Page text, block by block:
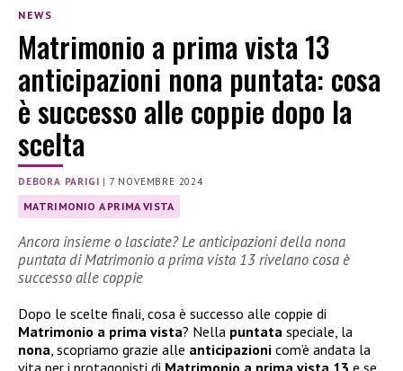
NEWS
Matrimonio a prima vista 13
anticipazioni nona puntata: cosa
è successo alle coppie dopo la
scelta
DEBORA PARIGI | 7 NOVEMBRE 2024
MATRIMONIO A PRIMA VISTA
Ancora insieme o lasciate? Le anticipazioni della nona
puntata di Matrimonio a prima vista 13 rivelano cosa è
successo alle coppie
Dopo le scelte finali, cosa è successo alle coppie di
Matrimonio a prima vista? Nella puntata speciale, la
nona, scopriamo grazie alle anticipazioni com’è andata la